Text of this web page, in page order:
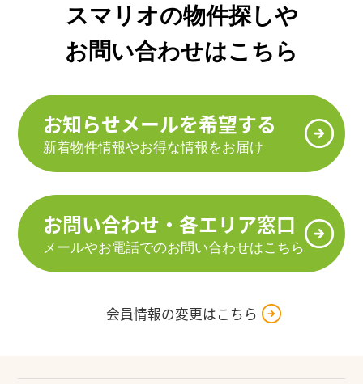
スマリオの物件探しや
お問い合わせはこちら
お知らせメールを希望する
新着物件情報やお得な情報をお届け
お問い合わせ・各エリア窓口
メールやお電話でのお問い合わせはこちら
会員情報の変更はこちら